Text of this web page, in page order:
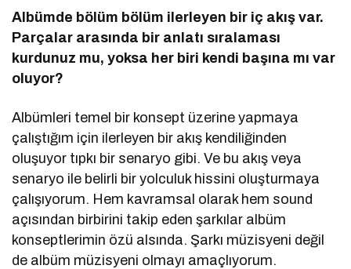
Albümde bölüm bölüm ilerleyen bir iç akış var.
Parçalar arasında bir anlatı sıralaması
kurdunuz mu, yoksa her biri kendi başına mı var
oluyor?
Albümleri temel bir konsept üzerine yapmaya
çalıştığım için ilerleyen bir akış kendiliğinden
oluşuyor tıpkı bir senaryo gibi. Ve bu akış veya
senaryo ile belirli bir yolculuk hissini oluşturmaya
çalışıyorum. Hem kavramsal olarak hem sound
açısından birbirini takip eden şarkılar albüm
konseptlerimin özü alsında. Şarkı müzisyeni değil
de albüm müzisyeni olmayı amaçlıyorum.